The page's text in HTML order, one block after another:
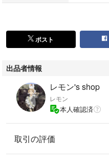
ポスト
出品者情報
レモン's shop
レモン
本人確認済
取引の評価